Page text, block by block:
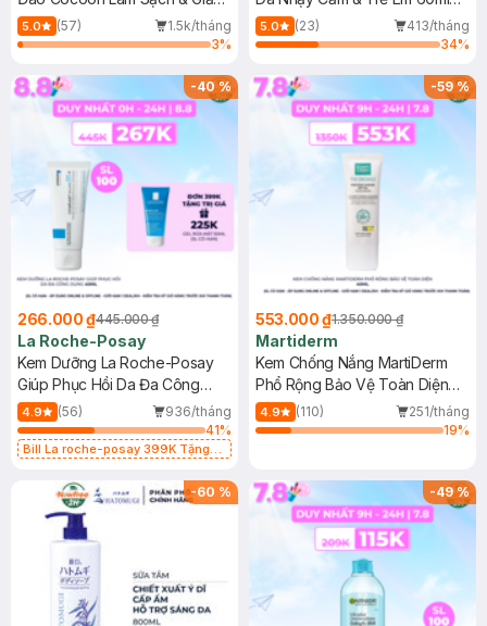
Dầu 500ml
5.0 (57)
1.5k/tháng
3%
(Mới)
5.0 (23)
413/tháng
34%
-40%
266.000 ₫445.000 ₫
La Roche-Posay
Kem Dưỡng La Roche-Posay
Giúp Phục Hồi Da Đa Công
Dụng 40ml
4.9 (56)
936/tháng
41%
Bill La roche-posay 399K Tặng
(SL có hạn)
-59%
553.000 ₫1.350.000 ₫
Martiderm
Kem Chống Nắng MartiDerm
Phổ Rộng Bảo Vệ Toàn Diện
40ml
4.9 (110)
251/tháng
19%
-60 % -49%